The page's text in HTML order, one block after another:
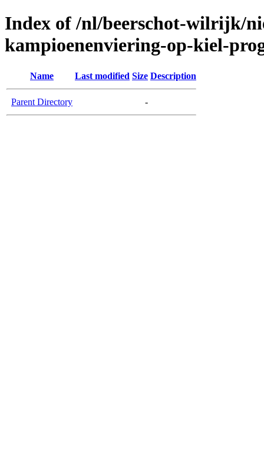
Index of /nl/beerschot-wilrijk/
kampioenenviering-op-kiel-
Name Last modified Size Description
Parent Directory -